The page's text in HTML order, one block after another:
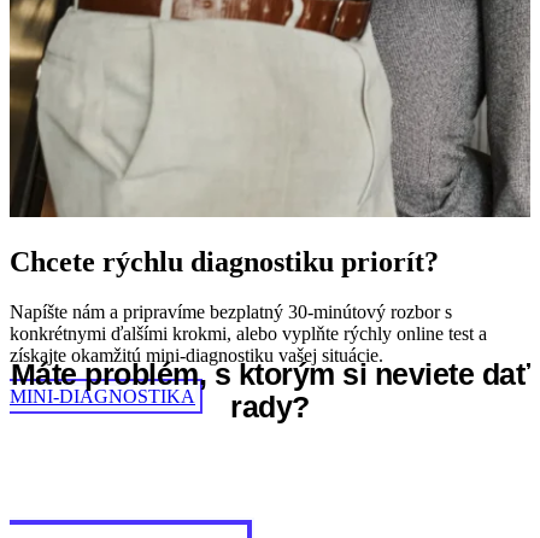
Chcete rýchlu diagnostiku priorít?
Napíšte nám a pripravíme bezplatný 30-minútový rozbor s
konkrétnymi ďalšími krokmi, alebo vyplňte rýchly online test a
získajte okamžitú mini-diagnostiku vašej situácie.
MINI-DIAGNOSTIKA
Máte problém, s ktorým si neviete dať
rady?